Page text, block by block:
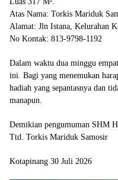
Atas Nama: Torkis Mariduk
Alamat: Jln Istana, Kelurahan
No Kontak: 813-9798-1192
Dalam waktu dua minggu
ini. Bagi yang menemukan
hadiah yang sepantasnya dan
manapun.
Demikian pengumuman SHM
Ttd. Torkis Mariduk Samosir
Kotapinang 30 Juli 2026